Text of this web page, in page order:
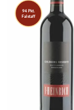
94 Pkt.
Falstaff